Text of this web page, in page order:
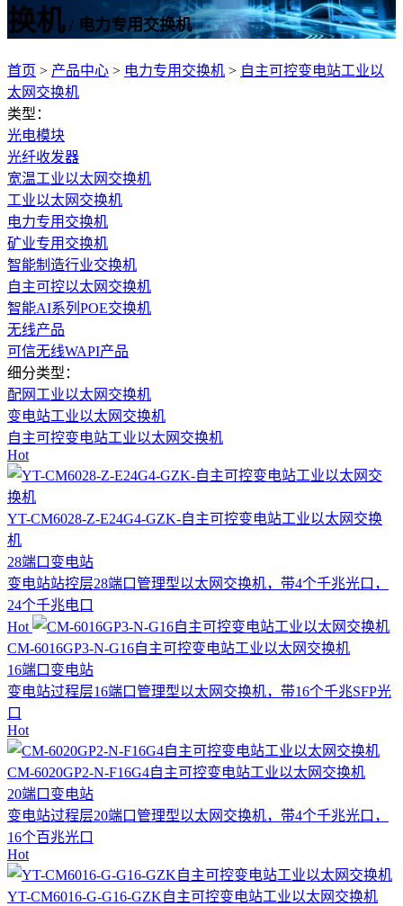
换机/ 电力专用交换机
首页 > 产品中心 > 电力专用交换机 > 自主可控变电站工业以
太网交换机
类型：
光电模块
光纤收发器
宽温工业以太网交换机
工业以太网交换机
电力专用交换机
矿业专用交换机
智能制造行业交换机
自主可控以太网交换机
智能AI系列POE交换机
无线产品
可信无线WAPI产品
细分类型：
配网工业以太网交换机
变电站工业以太网交换机
自主可控变电站工业以太网交换机
Hot
YT-CM6028-Z-E24G4-GZK-自主可控变电站工业以太网交换
机
28端口 变电站
变电站站控层28端口管理型以太网交换机，带4个千兆光口，
24个千兆电口
Hot
CM-6016GP3-N-G16自主可控变电站工业以太网交换机
16端口 变电站
变电站过程层16端口管理型以太网交换机，带16个千兆SFP光
口
Hot
CM-6020GP2-N-F16G4自主可控变电站工业以太网交换机
20端口 变电站
变电站过程层20端口管理型以太网交换机，带4个千兆光口，
16个百兆光口
Hot
YT-CM6016-G-G16-GZK自主可控变电站工业以太网交换机